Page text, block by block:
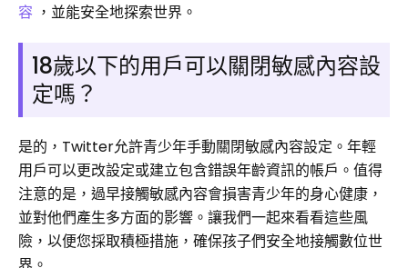
容 ，並能安全地探索世界。
18歲以下的用戶可以關閉敏感內容設
定嗎？
是的，Twitter允許青少年手動關閉敏感內容設定。年輕
用戶可以更改設定或建立包含錯誤年齡資訊的帳戶。值得
注意的是，過早接觸敏感內容會損害青少年的身心健康，
並對他們產生多方面的影響。讓我們一起來看看這些風
險，以便您採取積極措施，確保孩子們安全地接觸數位世